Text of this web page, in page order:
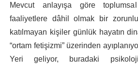
Mevcut anlayışa göre
faaliyetlere dâhil olmak bir
katılmayan kişiler günlük hayatın
“ortam fetişizmi” üzerinden
Yeri geliyor, buradaki